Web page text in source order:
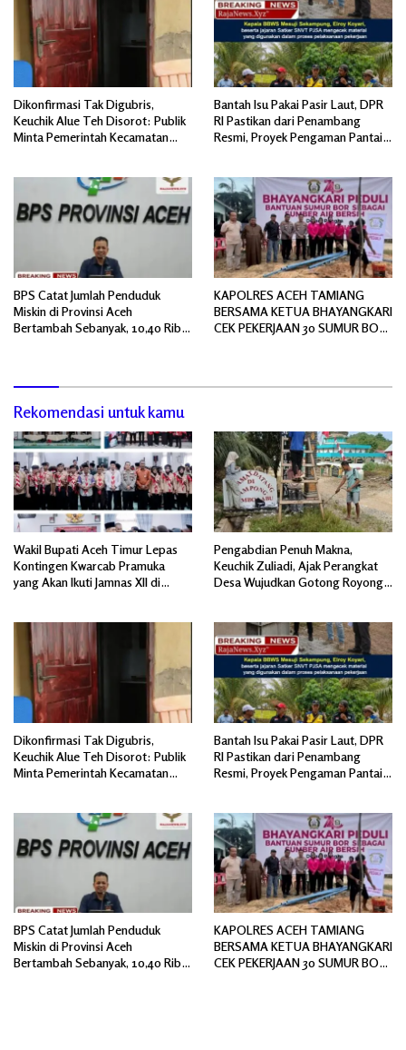
Dikonfirmasi Tak Digubris,
Keuchik Alue Teh Disorot: Publik
Minta Pemerintah Kecamatan
Bantah Isu Pakai Pasir Laut, DPR
RI Pastikan dari Penambang
Resmi, Proyek Pengaman Pantai
BPS Catat Jumlah Penduduk
Miskin di Provinsi Aceh
Bertambah Sebanyak, 10,40 Ribu
KAPOLRES ACEH TAMIANG
BERSAMA KETUA BHAYANGKARI
CEK PEKERJAAN 30 SUMUR BOR
Rekomendasi untuk kamu
Wakil Bupati Aceh Timur Lepas
Kontingen Kwarcab Pramuka
yang Akan Ikuti Jamnas XII di
Pengabdian Penuh Makna,
Keuchik Zuliadi, Ajak Perangkat
Desa Wujudkan Gotong Royong,
Dikonfirmasi Tak Digubris,
Keuchik Alue Teh Disorot: Publik
Minta Pemerintah Kecamatan
Bantah Isu Pakai Pasir Laut, DPR
RI Pastikan dari Penambang
Resmi, Proyek Pengaman Pantai
BPS Catat Jumlah Penduduk
Miskin di Provinsi Aceh
Bertambah Sebanyak, 10,40 Ribu
KAPOLRES ACEH TAMIANG
BERSAMA KETUA BHAYANGKARI
CEK PEKERJAAN 30 SUMUR BOR